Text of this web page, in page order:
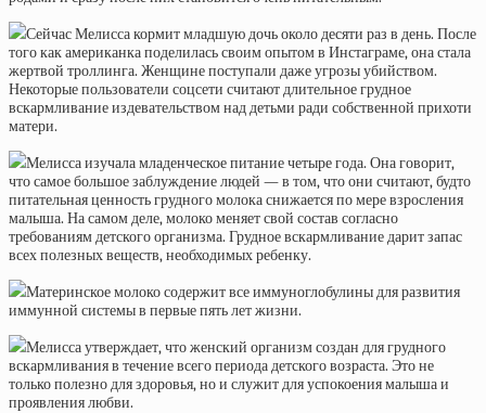
Сейчас Мелисса кормит младшую дочь около десяти раз в день. После
того как американка поделилась своим опытом в Инстаграме, она стала
жертвой троллинга. Женщине поступали даже угрозы убийством.
Некоторые пользователи соцсети считают длительное грудное
вскармливание издевательством над детьми ради собственной прихоти
матери.
Мелисса изучала младенческое питание четыре года. Она говорит,
что самое большое заблуждение людей — в том, что они считают, будто
питательная ценность грудного молока снижается по мере взросления
малыша. На самом деле, молоко меняет свой состав согласно
требованиям детского организма. Грудное вскармливание дарит запас
всех полезных веществ, необходимых ребенку.
Материнское молоко содержит все иммуноглобулины для развития
иммунной системы в первые пять лет жизни.
Мелисса утверждает, что женский организм создан для грудного
вскармливания в течение всего периода детского возраста. Это не
только полезно для здоровья, но и служит для успокоения малыша и
проявления любви.